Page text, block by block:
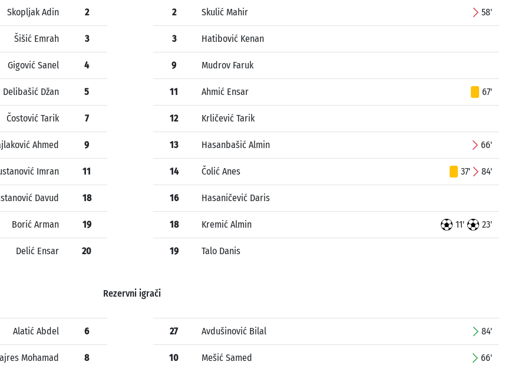
Skopljak Adin 2
Šišić Emrah 3
Gigović Sanel 4
Delibašić Džan 5
Čostović Tarik 7
Ahmed 9
Imran 11
Davud 18
Borić Arman 19
Delić Ensar 20
2 Skulić Mahir 58'
3 Hatibović Kenan
9 Mudrov Faruk
11 Ahmić Ensar 67'
12 Krličević Tarik
13 Hasanbašić Almin 66'
14 Čolić Anes 37' 84'
16 Hasaničević Daris
18 Kremić Almin 11' 23'
19 Talo Danis
Rezervni igrači
Alatić Abdel 6
Mohamad 8
27 Avdušinović Bilal 84'
10 Mešić Samed 66'